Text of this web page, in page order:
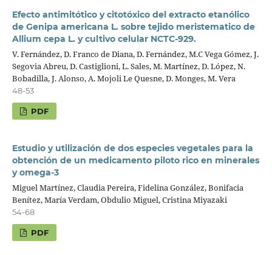
Efecto antimitótico y citotóxico del extracto etanólico
de Genipa americana L. sobre tejido meristematico de
Allium cepa L. y cultivo celular NCTC-929.
V. Fernández, D. Franco de Diana, D. Fernández, M.C Vega Gómez, J.
Segovia Abreu, D. Castiglioni, L. Sales, M. Martínez, D. López, N.
Bobadilla, J. Alonso, A. Mojoli Le Quesne, D. Monges, M. Vera
48-53
PDF
Estudio y utilización de dos especies vegetales para la
obtención de un medicamento piloto rico en minerales
y omega-3
Miguel Martínez, Claudia Pereira, Fidelina González, Bonifacia
Benítez, María Verdam, Obdulio Miguel, Cristina Miyazaki
54-68
PDF